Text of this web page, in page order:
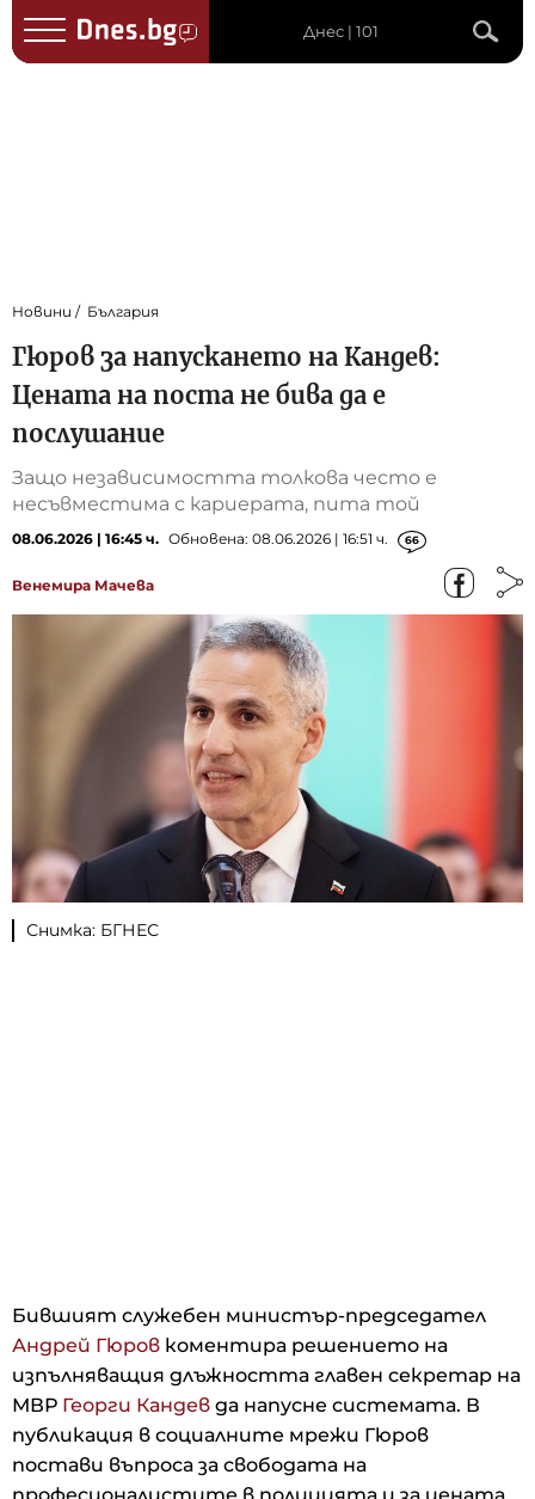
Днес | 101
Новини България
Гюров за напускането на Кандев:
Цената на поста не бива да е
послушание
Защо независимостта толкова често е
несъвместима с кариерата, пита той
08.06.2026 | 16:45 ч. Обновена: 08.06.2026 | 16:51 ч. 66
Венемира Мачева
Снимка: БГНЕС
Бившият служебен министър-председател
Андрей Гюров коментира решението на
изпълняващия длъжността главен секретар на
МВР Георги Кандев да напусне системата. В
публикация в социалните мрежи Гюров
постави въпроса за свободата на